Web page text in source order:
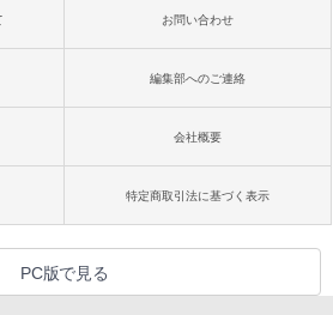
お問い合わせ
編集部へのご連絡
会社概要
特定商取引法に基づく表示
PC版で見る